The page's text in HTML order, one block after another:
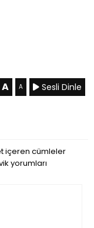
A A Sesli Dinle
içeren cümleler
yorumları